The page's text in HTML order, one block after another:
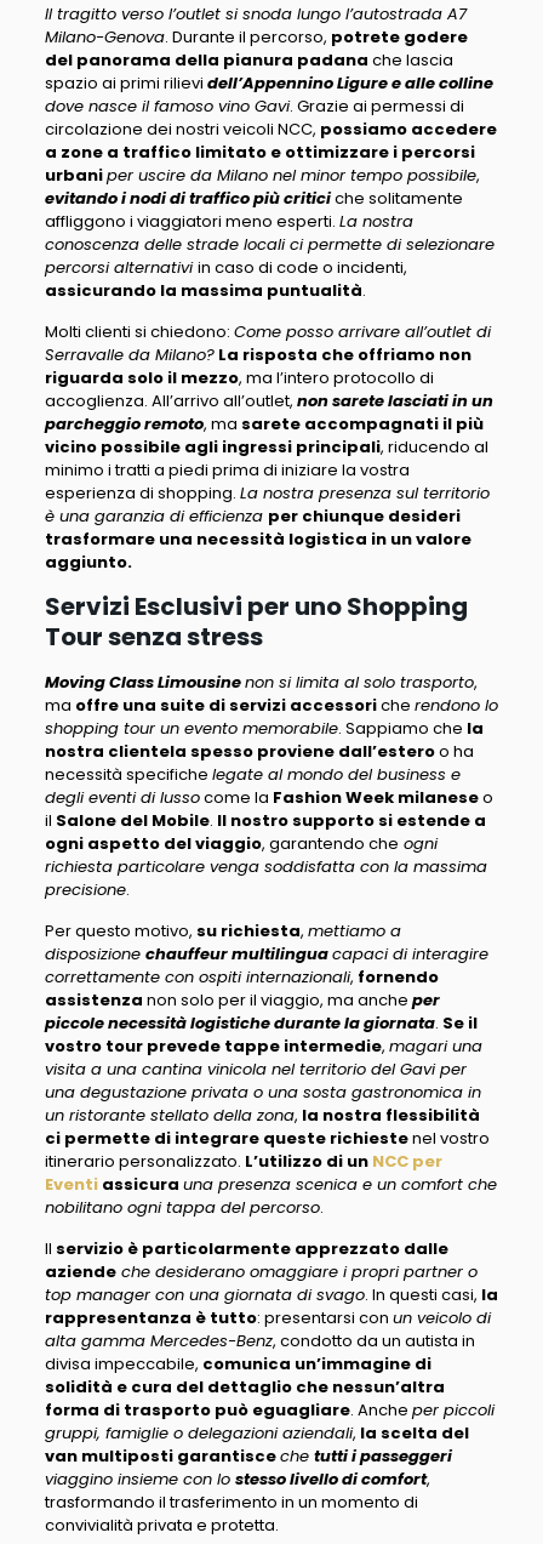
Il tragitto verso l’outlet si snoda lungo l’autostrada A7
Milano-Genova. Durante il percorso, potrete godere
del panorama della pianura padana che lascia
spazio ai primi rilievi dell’Appennino Ligure e alle colline
dove nasce il famoso vino Gavi. Grazie ai permessi di
circolazione dei nostri veicoli NCC, possiamo accedere
a zone a traffico limitato e ottimizzare i percorsi
urbaniper uscire da Milano nel minor tempo possibile,
evitando i nodi di traffico più criticiche solitamente
affliggono i viaggiatori meno esperti. La nostra
conoscenza delle strade locali ci permette di selezionare
percorsi alternativiin caso di code o incidenti,
assicurando la massima puntualità.
Molti clienti si chiedono: Come posso arrivare all’outlet di
Serravalle da Milano? La risposta che offriamo non
riguarda solo il mezzo, ma l’intero protocollo di
accoglienza. All’arrivo all’outlet, non sarete lasciati in un
parcheggio remoto, ma sarete accompagnati il più
vicino possibile agli ingressi principali, riducendo al
minimo i tratti a piedi prima di iniziare la vostra
esperienza di shopping. La nostra presenza sul territorio
è una garanzia di efficienza per chiunque desideri
trasformare una necessità logistica in un valore
aggiunto.
Servizi Esclusivi per uno Shopping
Tour senza stress
Moving Class Limousinenon si limita al solo trasporto,
ma offre una suite di servizi accessoriche rendono lo
shopping tour un evento memorabile. Sappiamo che la
nostra clientela spesso proviene dall’esteroo ha
necessità specifiche legate al mondo del business e
degli eventi di lussocome la Fashion Week milaneseo
il Salone del Mobile. Il nostro supporto si estende a
ogni aspetto del viaggio, garantendo che ogni
richiesta particolare venga soddisfatta con la massima
precisione.
Per questo motivo, su richiesta, mettiamo a
disposizione chauffeur multilinguacapaci di interagire
correttamente con ospiti internazionali, fornendo
assistenza non solo per il viaggio, ma anche per
piccole necessità logistiche durante la giornata. Se il
vostro tour prevede tappe intermedie, magari una
visita a una cantina vinicola nel territorio del Gavi per
una degustazione privata o una sosta gastronomica in
un ristorante stellato della zona, la nostra flessibilità
ci permette di integrare queste richiestenel vostro
itinerario personalizzato. L’utilizzo di un NCC per
Eventiassicura una presenza scenica e un comfort che
nobilitano ogni tappa del percorso.
Il servizio è particolarmente apprezzato dalle
aziendeche desiderano omaggiare i propri partner o
top manager con una giornata di svago. In questi casi, la
rappresentanza è tutto: presentarsi con un veicolo di
alta gamma Mercedes-Benz, condotto da un autista in
divisa impeccabile, comunica un’immagine di
solidità e cura del dettaglio che nessun’altra
forma di trasporto può eguagliare. Anche per piccoli
gruppi, famiglie o delegazioni aziendali, la scelta del
van multiposti garantisceche tutti i passeggeri
viaggino insieme con lo stesso livello di comfort,
trasformando il trasferimento in un momento di
convivialità privata e protetta.